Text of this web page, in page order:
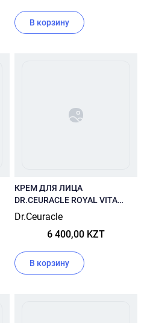
В корзину
КРЕМ ДЛЯ ЛИЦА
DR.CEURACLE ROYAL VITA
PROPOLIS 50 МЛ
Dr.Ceuracle
6 400,00 KZT
В корзину